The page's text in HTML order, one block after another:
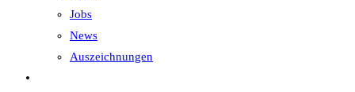
Jobs
News
Auszeichnungen